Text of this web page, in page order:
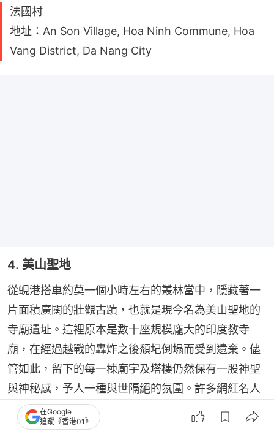
法國村
地址：An Son Village, Hoa Ninh Commune, Hoa
Vang District, Da Nang City
4. 美山聖地
從蜆港搭車約莫一個小時左右的叢林當中，隱藏著一
片面積廣闊的壯觀古蹟，也就是現今名為美山聖地的
寺廟遺址。這裡原本是數十座規模龐大的印度教寺
廟，在經過越戰的轟炸之後頹圮倒塌而受到遺棄。儘
管如此，留下的每一棟廟宇及塔樓仍然保有一股神聖
與神秘感，予人一種與世隔絕的氛圍。許多網紅名人
都會專程來此取景，拍出令人印象深刻的照片。
在Google
追蹤《香港01》